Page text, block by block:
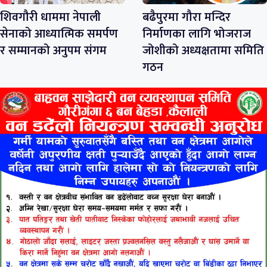
शिवगौरी धाममा नेपाली
सेनाको आध्यात्मिक समर्पण
र सम्मानको अनुपम संगम
बढैपुरमा गौरा मन्दिर
निर्माणका लागि भोजराज
जोशीको अध्यक्षतामा समिति
गठन